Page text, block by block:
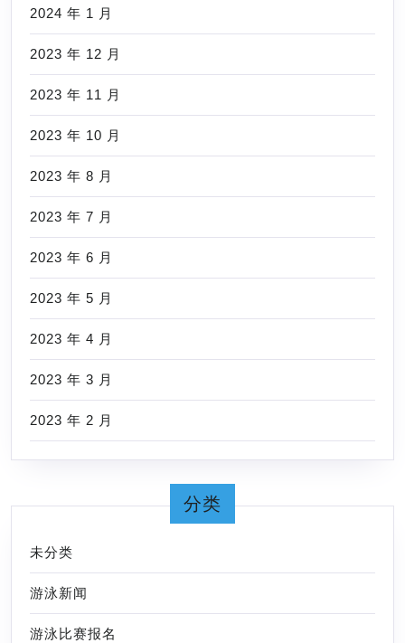
2024 年 1 月
2023 年 12 月
2023 年 11 月
2023 年 10 月
2023 年 8 月
2023 年 7 月
2023 年 6 月
2023 年 5 月
2023 年 4 月
2023 年 3 月
2023 年 2 月
分类
未分类
游泳新闻
游泳比赛报名